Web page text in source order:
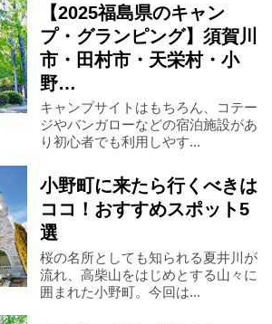
浜通りエリア 浪江町
双葉町
川内村 楢葉町
福島市 二本松市
新地町 相馬市
【2025福島県のキャン
プ・グランピング】須賀川
市・田村市・天栄村・小
野…
キャンプサイトはもちろん、コテー
ジやバンガローなどの宿泊施設があ
り初心者でも利用しやす...
小野町に来たら行くべきは
ココ！おすすめスポット5
選
桜の名所としても知られる夏井川が
流れ、高柴山をはじめとする山々に
囲まれた小野町。今回は...